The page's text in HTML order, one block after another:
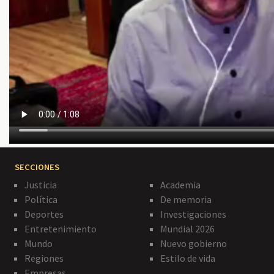
SECCIONES
Justicia
Política
Deportes
Entretenimiento
Mundo
Regiones
Academia
De memoria
Investigaciones
Mundial 2026
Nuevo gobierno
Estilo de vida